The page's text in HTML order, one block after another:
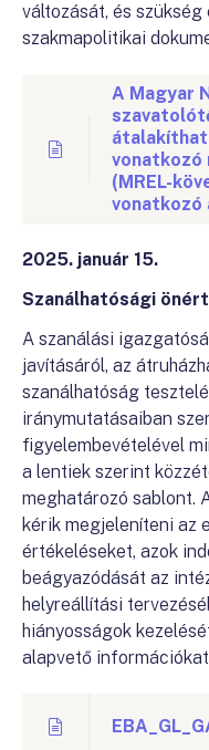
változását, és
szakmapolitikai
A Magyar
vonatkozó
(MREL-
vonatkozó
2025. január 15.
Szanálhatósági
A szanálási
javításáról, az
szanálhatóság
iránymutatásaiban
figyelembevételével
a lentiek szerint
meghatározó sablont.
kérik megjeleníteni az
értékeléseket, azok
beágyazódását az
helyreállítási
hiányosságok
alapvető